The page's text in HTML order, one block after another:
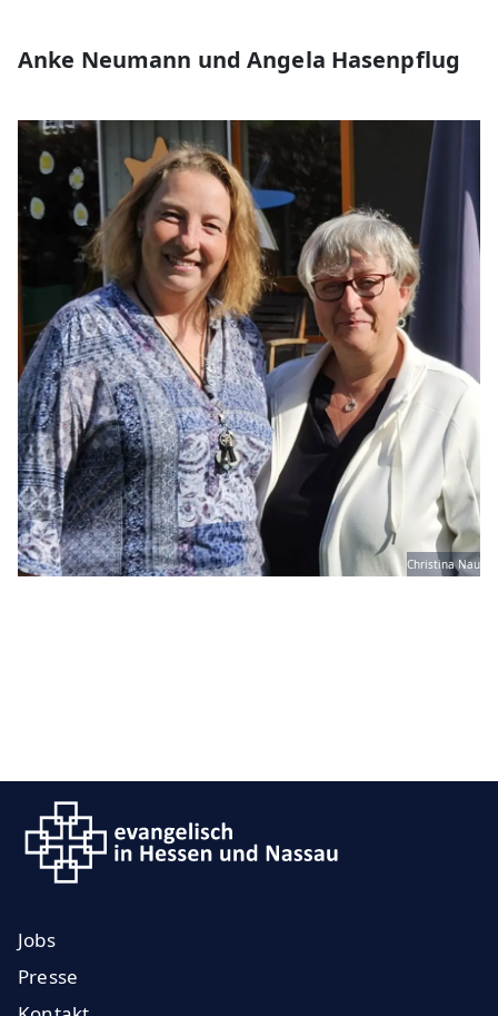
Anke Neumann und Angela Hasenpflug
Christina Nau
Jobs
Presse